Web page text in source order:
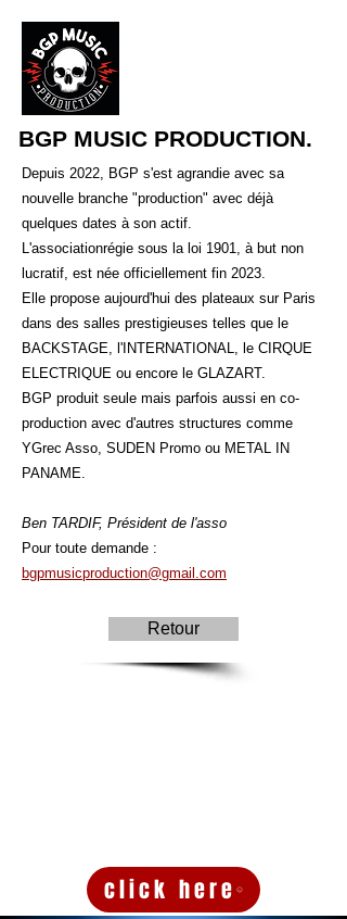
BGP MUSIC PRODUCTION.
Depuis 2022, BGP s'est agrandie avec sa
nouvelle branche "production" avec déjà
quelques dates à son actif.
L'associationrégie sous la loi 1901, à but non
lucratif, est née officiellement fin 2023.
Elle propose aujourd'hui des plateaux sur Paris
dans des salles prestigieuses telles que le
BACKSTAGE, l'INTERNATIONAL, le CIRQUE
ELECTRIQUE ou encore le GLAZART.
BGP produit seule mais parfois aussi en co-
production avec d'autres structures comme
YGrec Asso, SUDEN Promo ou METAL IN
PANAME.
Ben TARDIF, Président de l'asso
Pour toute demande :
bgpmusicproduction@gmail.com
Retour
click here